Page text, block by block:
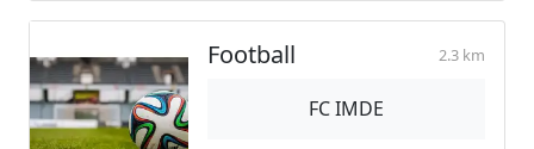
Football 2.3 km
FC IMDE